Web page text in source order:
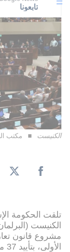
تابعونا
الكنيست مكتب
تلقت الحكومة
الكنيست
مشروع قانون
الأولى، بتأييد 37 مشرّعا مقابل 36.